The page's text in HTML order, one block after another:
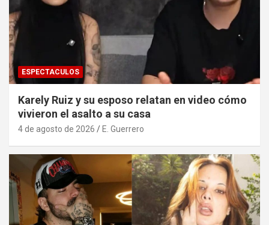
ESPECTACULOS
Karely Ruiz y su esposo relatan en video cómo
vivieron el asalto a su casa
4 de agosto de 2026 E. Guerrero